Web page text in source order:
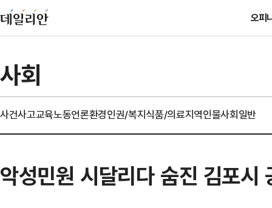
오피
사회
사건사고교육노동언론환경인권/복지식품/의료지역인물사회일반
악성민원 시달리다 숨진 김포시